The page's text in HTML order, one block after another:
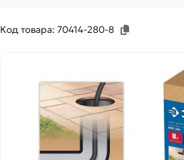
Код товара: 70414-280-8